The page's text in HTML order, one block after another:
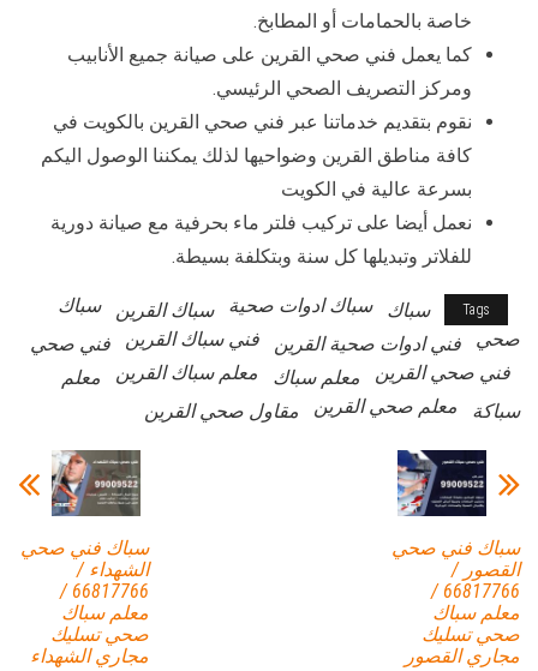
خاصة بالحمامات أو المطابخ.
كما يعمل فني صحي القرين على صيانة جميع الأنابيب
ومركز التصريف الصحي الرئيسي.
نقوم بتقديم خدماتنا عبر فني صحي القرين بالكويت في
كافة مناطق القرين وضواحيها لذلك يمكننا الوصول اليكم
بسرعة عالية في الكويت
نعمل أيضا على تركيب فلتر ماء بحرفية مع صيانة دورية
للفلاتر وتبديلها كل سنة وبتكلفة بسيطة.
Tags سباك سباك ادوات صحية سباك القرين
سباك
صحي
فني ادوات صحية القرين فني سباك القرين
فني صحي
فني صحي القرين
معلم سباك معلم سباك القرين
معلم
سباكة
معلم صحي القرين مقاول صحي القرين
سباك فني صحي
الشهداء /
66817766 /
معلم سباك
صحي تسليك
مجاري الشهداء
سباك فني صحي
القصور /
66817766 /
معلم سباك
صحي تسليك
مجاري القصور